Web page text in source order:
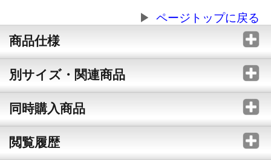
ページトップに戻る
商品仕様
別サイズ・関連商品
同時購入商品
閲覧履歴